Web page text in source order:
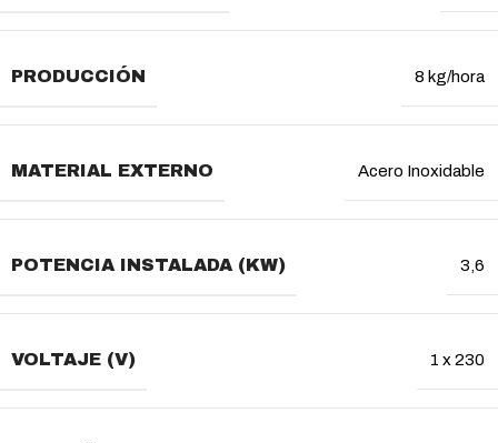
PRODUCCIÓN 8 kg/hora
MATERIAL EXTERNO Acero Inoxidable
POTENCIA INSTALADA (KW) 3,6
VOLTAJE (V) 1 x 230